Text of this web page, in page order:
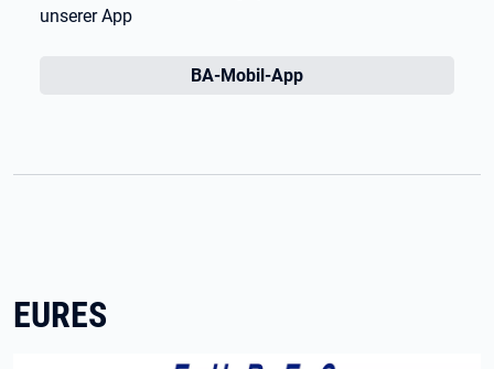
unserer App
BA-Mobil-App
EURES